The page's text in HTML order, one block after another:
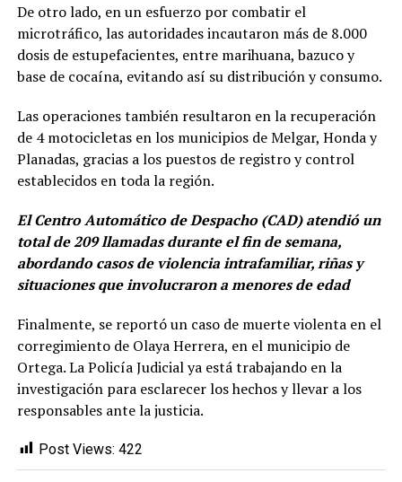
De otro lado, en un esfuerzo por combatir el
microtráfico, las autoridades incautaron más de 8.000
dosis de estupefacientes, entre marihuana, bazuco y
base de cocaína, evitando así su distribución y consumo.
Las operaciones también resultaron en la recuperación
de 4 motocicletas en los municipios de Melgar, Honda y
Planadas, gracias a los puestos de registro y control
establecidos en toda la región.
El Centro Automático de Despacho (CAD) atendió un
total de 209 llamadas durante el fin de semana,
abordando casos de violencia intrafamiliar, riñas y
situaciones que involucraron a menores de edad
Finalmente, se reportó un caso de muerte violenta en el
corregimiento de Olaya Herrera, en el municipio de
Ortega. La Policía Judicial ya está trabajando en la
investigación para esclarecer los hechos y llevar a los
responsables ante la justicia.
Post Views: 422